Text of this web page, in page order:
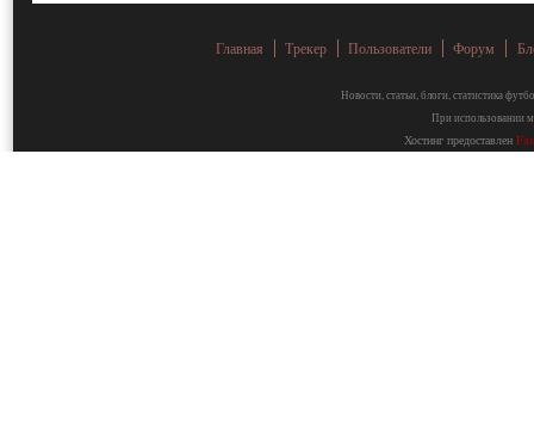
Главная Трекер Пользователи Форум
Новости, статьи, блоги, статистика
При использовании
Хостинг предоставлен